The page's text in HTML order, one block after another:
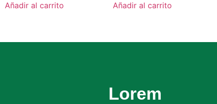
Añadir al carrito Añadir al carrito
Lorem